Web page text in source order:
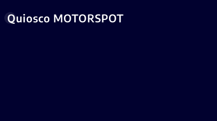
Quiosco MOTORSPOT